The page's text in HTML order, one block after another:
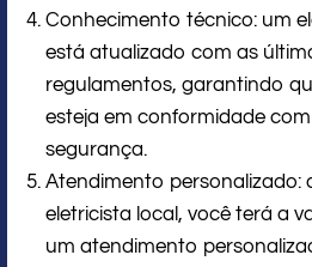
Conhecimento técnico: um
está atualizado com as
regulamentos, garantindo
esteja em conformidade
segurança.
Atendimento personalizado:
eletricista local, você terá a
um atendimento